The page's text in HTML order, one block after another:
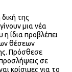
της
μια νέα
ίδια προβλέπει
θέσεων
Πρόσθεσε
σε
κρίσιμες για το